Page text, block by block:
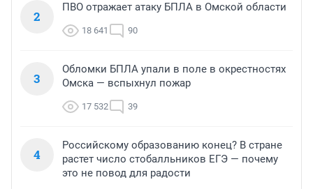
2
ПВО отражает атаку БПЛА в Омской области
18 641 90
3
Обломки БПЛА упали в поле в окрестностях
Омска — вспыхнул пожар
17 532 39
4
Российскому образованию конец? В стране
растет число стобалльников ЕГЭ — почему
это не повод для радости